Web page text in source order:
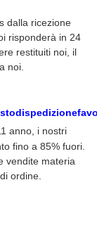
dalla ricezione
risponderà in 24
restituiti noi, il
noi.
anno, i nostri
fino a 85% fuori.
vendite materia
ordine.